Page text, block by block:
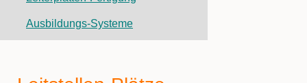
Ausbildungs-Systeme